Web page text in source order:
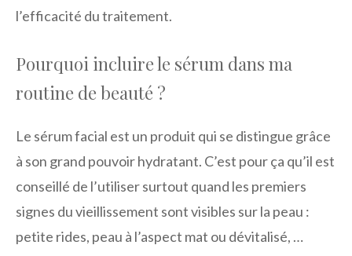
l’efficacité du traitement.
Pourquoi incluire le sérum dans ma
routine de beauté ?
Le sérum facial est un produit qui se distingue grâce
à son grand pouvoir hydratant. C’est pour ça qu’il est
conseillé de l’utiliser surtout quand les premiers
signes du vieillissement sont visibles sur la peau :
petite rides, peau à l’aspect mat ou dévitalisé, …